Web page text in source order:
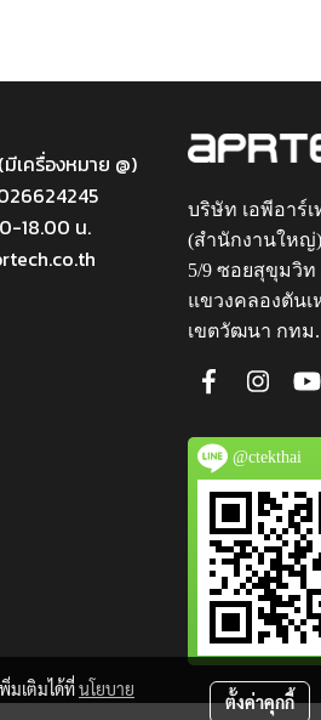
เครื่องหมาย @)
18.00 น.
บริษัท เอพีอาร์
(สำนักงานใหญ่)
5/9 ซอยสุขุมวิ
แขวงคลองตันเ
เขตวัฒนา กทม.
@ctekthai
มเติมได้ที่นโยบาย
ตั้งค่าคุกกี้